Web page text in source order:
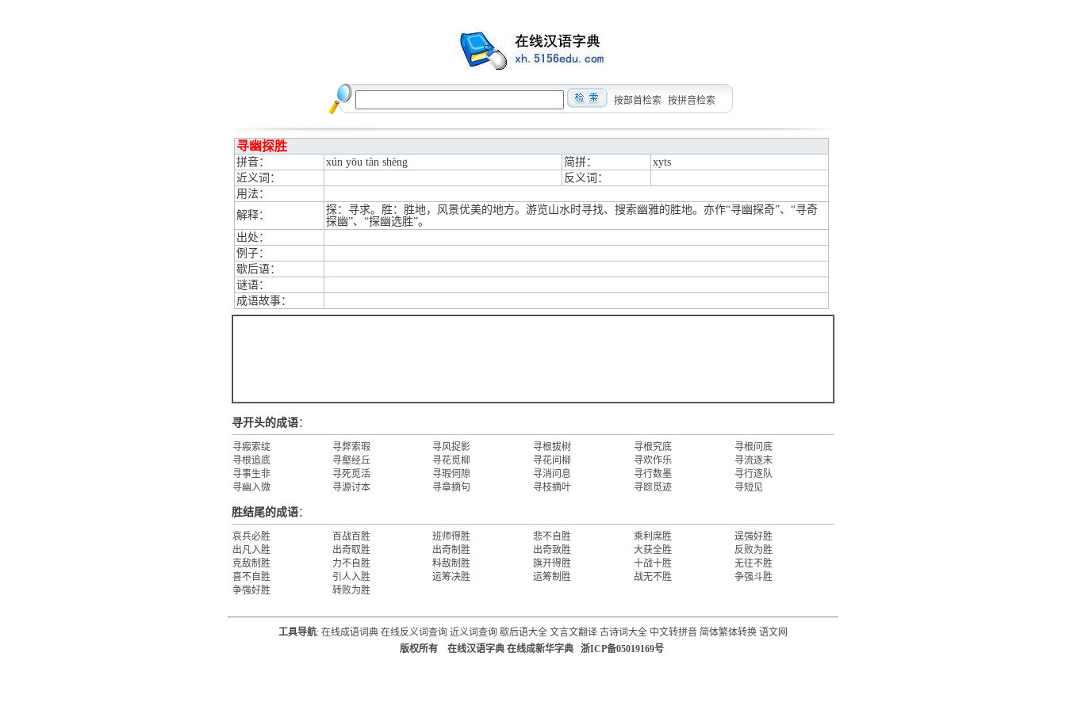
按部首检索 按拼音检索
寻幽探胜
拼音： xún yōu tàn shèng 简拼：
xyts
近义词：
反义词：
用法：
解释：
探：寻求。胜：胜地，风景优美的地方。游览山水时寻找、搜索幽雅的胜地。亦作“寻幽探奇”、“寻奇
探幽”、“探幽选胜”。
出处：
例子：
歇后语：
谜语：
成语故事：
寻开头的成语：
寻瘢索绽 寻弊索瑕 寻风捉影 寻根拔树 寻根究底
寻根问底
寻根追底
寻壑经丘 寻花觅柳 寻花问柳 寻欢作乐
寻流逐末
寻事生非
寻死觅活 寻瑕伺隙 寻消问息 寻行数墨
寻行逐队
寻幽入微
寻源讨本 寻章摘句 寻枝摘叶 寻踪觅迹 寻短见
胜结尾的成语：
哀兵必胜 百战百胜 班师得胜 悲不自胜 乘利席胜
逞强好胜
出凡入胜
出奇取胜 出奇制胜 出奇致胜 大获全胜
反败为胜
克敌制胜
力不自胜 料敌制胜 旗开得胜 十战十胜
无往不胜
喜不自胜
引人入胜 运筹决胜 运筹制胜 战无不胜
争强斗胜
争强好胜
转败为胜
工具导航: 在线成语词典 在线反义词查询 近义词查询 歇后语大全 文言文翻译 古诗词大全 中文转拼音 简体繁体转换 语文网
版权所有 在线汉语字典 在线成新华字典 浙ICP备05019169号